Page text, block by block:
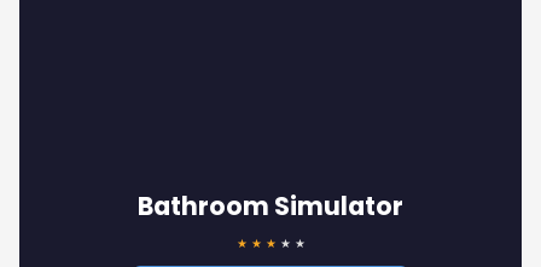
Bathroom Simulator
★ ★ ★ ★ ★